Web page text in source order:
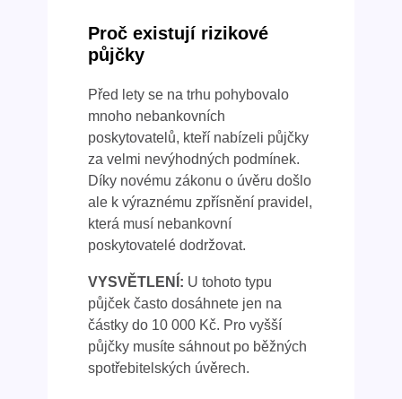
Proč existují rizikové
půjčky
Před lety se na trhu pohybovalo
mnoho nebankovních
poskytovatelů, kteří nabízeli půjčky
za velmi nevýhodných podmínek.
Díky novému zákonu o úvěru došlo
ale k výraznému zpřísnění pravidel,
která musí nebankovní
poskytovatelé dodržovat.
VYSVĚTLENÍ: U tohoto typu
půjček často dosáhnete jen na
částky do 10 000 Kč. Pro vyšší
půjčky musíte sáhnout po běžných
spotřebitelských úvěrech.